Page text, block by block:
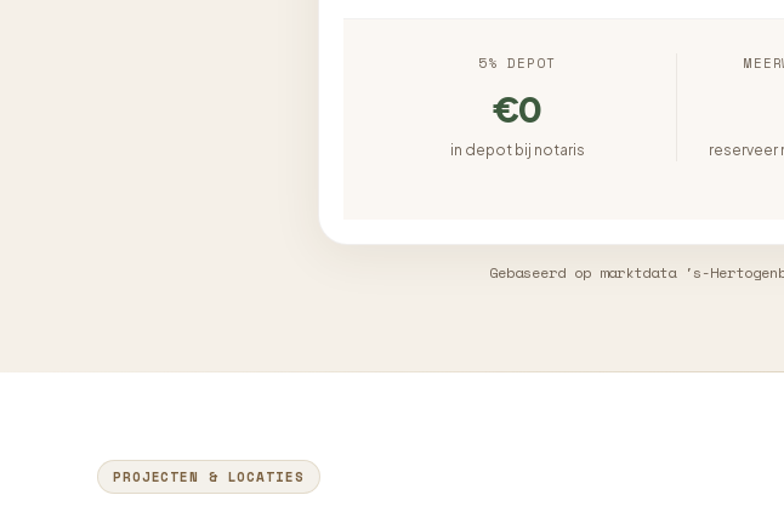
5% DEPOT
€0
in depot bij notaris reserveer
Gebaseerd op marktdata 's-
PROJECTEN & LOCATIES